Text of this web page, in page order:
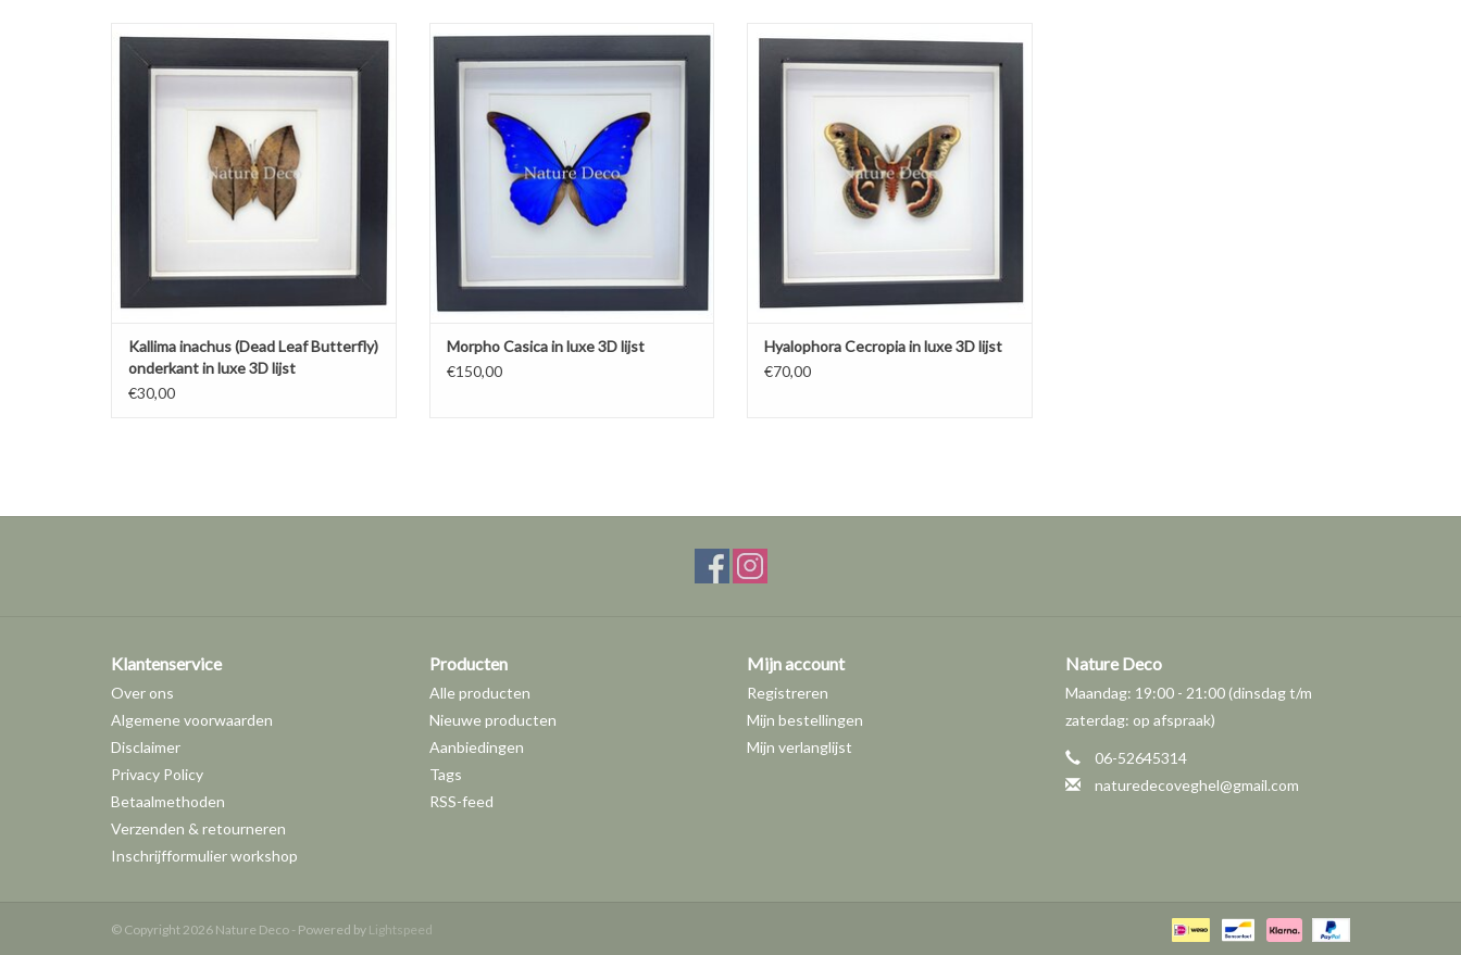
Kallima inachus (Dead Leaf Butterfly)
Kallima inachus (Dead Leaf Butterfly)
onderkant in luxe 3D lijst
€30,00
Morpho Casica in luxe 3D lijst 22 x 22 cm
Morpho Casica in luxe 3D lijst
€150,00
TOEVOEGEN AAN WINKELWAGEN
Hyalophora Cecropia in luxe 3D lijst
€70,00
Klantenservice
Over ons
Algemene voorwaarden
Disclaimer
Privacy Policy
Betaalmethoden
Verzenden & retourneren
Inschrijfformulier workshop
Producten
Alle producten
Nieuwe producten
Aanbiedingen
Tags
RSS-feed
Mijn account
Registreren
Mijn bestellingen
Mijn verlanglijst
Nature Deco
Maandag: 19:00 - 21:00 (dinsdag t/m
zaterdag: op afspraak)
06-52645314
naturedecoveghel@gmail.com
© Copyright 2026 Nature Deco - Powered by Lightspeed